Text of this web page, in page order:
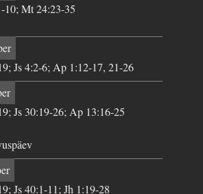
10; Mt 24:23-35
Js 4:2-6; Ap 1:12-17, 21-26
Js 30:19-26; Ap 13:16-25
Js 40:1-11; Jh 1:19-28